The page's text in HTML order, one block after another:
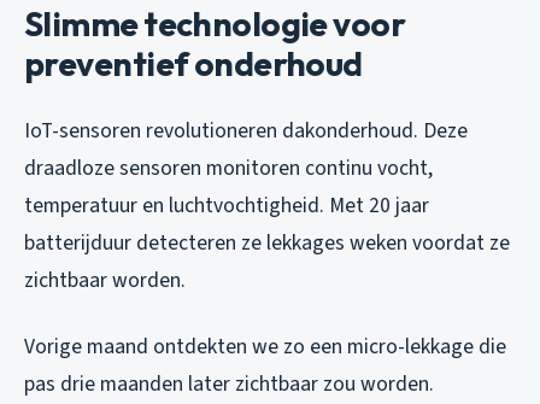
Slimme technologie voor
preventief onderhoud
IoT-sensoren revolutioneren dakonderhoud. Deze
draadloze sensoren monitoren continu vocht,
temperatuur en luchtvochtigheid. Met 20 jaar
batterijduur detecteren ze lekkages weken voordat ze
zichtbaar worden.
Vorige maand ontdekten we zo een micro-lekkage die
pas drie maanden later zichtbaar zou worden.